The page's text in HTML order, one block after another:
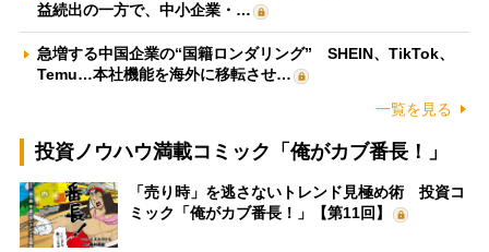
益続出の一方で、中小企業・…
急増する中国企業の“国籍ロンダリング” SHEIN、TikTok、
Temu…本社機能を海外に移転させ…
一覧を見る
投資ノウハウ満載コミック「俺がカブ番長！」
「売り時」を逃さないトレンド見極め術 投資コ
ミック「俺がカブ番長！」【第11回】